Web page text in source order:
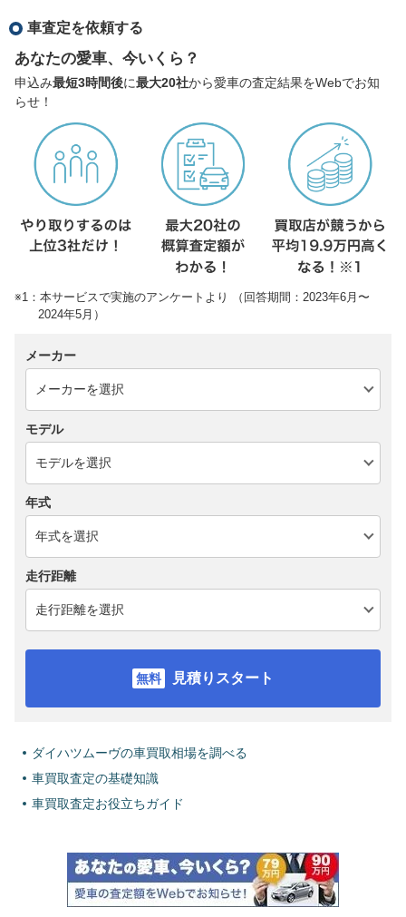
車査定を依頼する
あなたの愛車、今いくら？
申込み最短3時間後に最大20社から愛車の査定結果をWebでお知
らせ！
※1：本サービスで実施のアンケートより （回答期間：2023年6月〜
2024年5月）
メーカー
モデル
年式
走行距離
見積りスタート
ダイハツムーヴの車買取相場を調べる
車買取査定の基礎知識
車買取査定お役立ちガイド